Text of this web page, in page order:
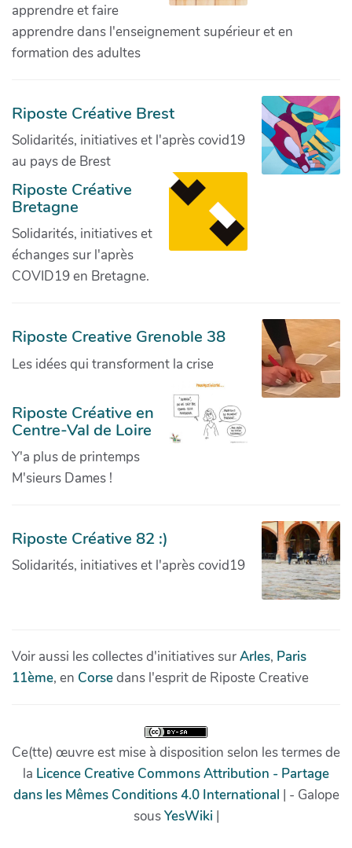
apprendre et faire
apprendre dans l'enseignement supérieur et en
formation des adultes
Riposte Créative Brest
Solidarités, initiatives et l'après covid19
au pays de Brest
Riposte Créative
Bretagne
Solidarités, initiatives et
échanges sur l'après
COVID19 en Bretagne.
Riposte Creative Grenoble 38
Les idées qui transforment la crise
Riposte Créative en
Centre-Val de Loire
Y'a plus de printemps
M'sieurs Dames !
Riposte Créative 82 :)
Solidarités, initiatives et l'après covid19
Voir aussi les collectes d'initiatives surArles, Paris
11ème, en Corsedans l'esprit de Riposte Creative
Ce(tte) œuvre est mise à disposition selon les termes de
la Licence Creative Commons Attribution - Partage
dans les Mêmes Conditions 4.0 International | - Galope
sousYesWiki |